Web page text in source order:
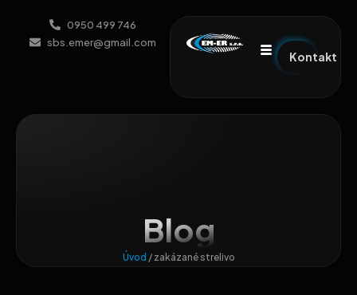
0950 499 746
sbs.emer@gmail.com
Kontakt
Blog
Úvod / zakázané strelivo